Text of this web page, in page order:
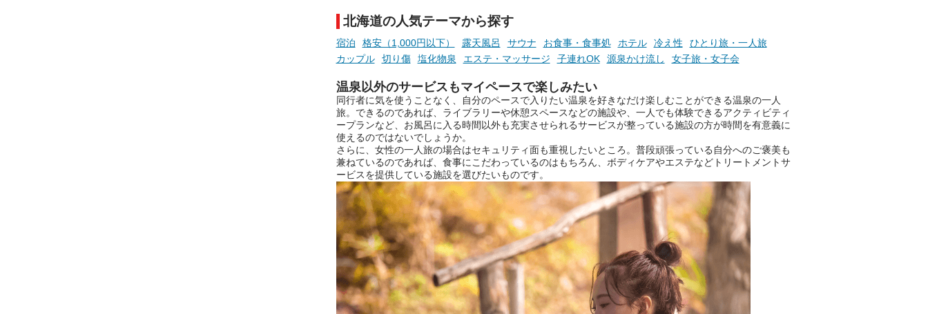
たら素敵ですよね。
は、そんなあなたの心のつぶや
きをプロの占い師に相談するこ
とができるサービスです。
おふろパス会員様なら、この特
別なひとときを「毎月10分無
料」でご利用いただけます。
お湯で体がほぐれたら、次は占
い師さんとお話しして、心もほ
ぐしてみませんか？
北海道の人気テーマから探す
宿泊 格安（1,000円以下） 露天風呂 サウナ お食事・食事処 ホテル 冷え性
ひとり旅・一人旅
カップル
切り傷 塩化物泉 エステ・マッサージ 子連れOK 源泉かけ流し 女子旅・女子会
温泉以外のサービスもマイペースで楽しみたい
同行者に気を使うことなく、自分のペースで入りたい温泉を好きなだけ楽しむことができる温泉の一人
旅。できるのであれば、ライブラリーや休憩スペースなどの施設や、一人でも体験できるアクティビティ
ープランなど、お風呂に入る時間以外も充実させられるサービスが整っている施設の方が時間を有意義に
使えるのではないでしょうか。
さらに、女性の一人旅の場合はセキュリティ面も重視したいところ。普段頑張っている自分へのご褒美も
兼ねているのであれば、食事にこだわっているのはもちろん、ボディケアやエステなどトリートメントサ
ービスを提供している施設を選びたいものです。